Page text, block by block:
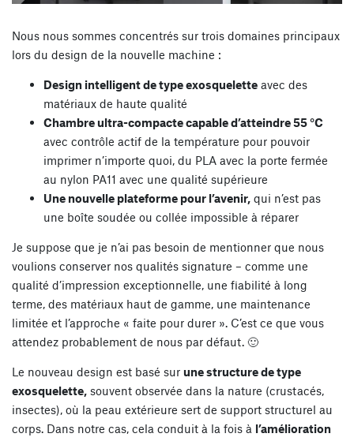
Nous nous sommes concentrés sur trois domaines principaux
lors du design de la nouvelle machine :
Design intelligent de type exosquelette avec des
matériaux de haute qualité
Chambre ultra-compacte capable d’atteindre 55 °C
avec contrôle actif de la température pour pouvoir
imprimer n’importe quoi, du PLA avec la porte fermée
au nylon PA11 avec une qualité supérieure
Une nouvelle plateforme pour l’avenir, qui n’est pas
une boîte soudée ou collée impossible à réparer
Je suppose que je n’ai pas besoin de mentionner que nous
voulions conserver nos qualités signature – comme une
qualité d’impression exceptionnelle, une fiabilité à long
terme, des matériaux haut de gamme, une maintenance
limitée et l’approche « faite pour durer ». C’est ce que vous
attendez probablement de nous par défaut. 🙂
Le nouveau design est basé sur une structure de type
exosquelette, souvent observée dans la nature (crustacés,
insectes), où la peau extérieure sert de support structurel au
corps. Dans notre cas, cela conduit à la fois à l’amélioration